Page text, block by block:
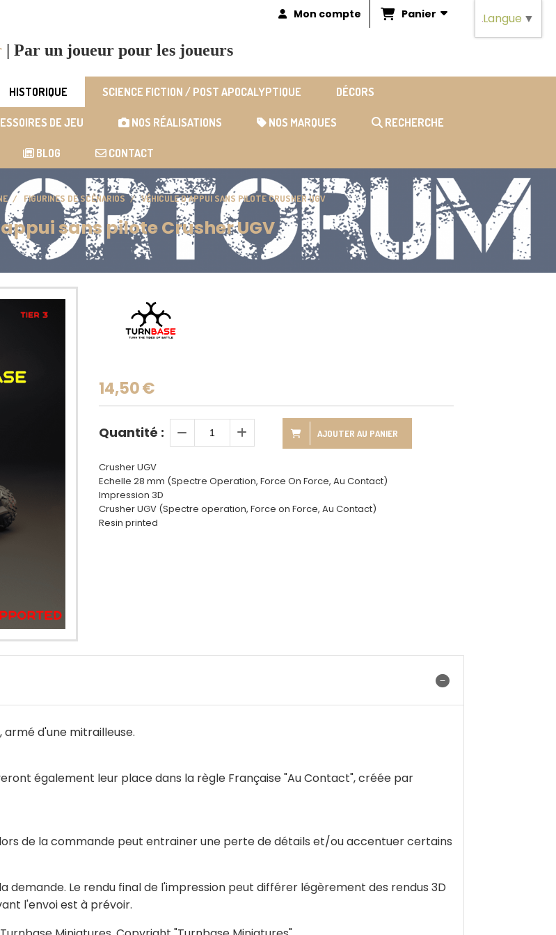
| Par un joueur pour les joueurs
Mon compte Panier
HISTORIQUE SCIENCE FICTION / POST APOCALYPTIQUE DÉCORS
DE JEU NOS RÉALISATIONS NOS MARQUES RECHERCHE
BLOG CONTACT
FIGURINES DE SCÉNARIOS VÉHICULE D'APPUI SANS PILOTE CRUSHER UGV
sans pilote Crusher UGV
14,50€
Quantité : AJOUTER AU PANIER
Crusher UGV
Echelle 28 mm (Spectre Operation, Force On Force, Au Contact)
Impression 3D
Crusher UGV (Spectre operation, Force on Force, Au Contact)
Resin printed
d'une mitrailleuse.
également leur place dans la règle Française "Au Contact", créée par
de la commande peut entrainer une perte de détails et/ou accentuer certains
demande. Le rendu final de l'impression peut différer légèrement des rendus 3D
l'envoi est à prévoir.
Langue ▼